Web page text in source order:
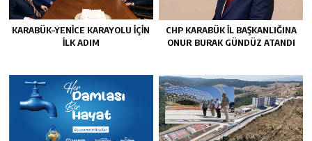
KARABÜK–YENİCE KARAYOLU İÇİN
İLK ADIM
CHP KARABÜK İL BAŞKANLIĞINA
ONUR BURAK GÜNDÜZ ATANDI